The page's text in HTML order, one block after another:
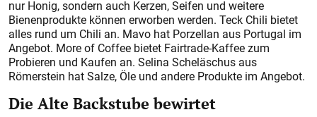
nur Honig, sondern auch Kerzen, Seifen und weitere
Bienenprodukte können erworben werden. Teck Chili bietet
alles rund um Chili an. Mavo hat Porzellan aus Portugal im
Angebot. More of Coffee bietet Fairtrade-Kaffee zum
Probieren und Kaufen an. Selina Scheläschus aus
Römerstein hat Salze, Öle und andere Produkte im Angebot.
Die Alte Backstube bewirtet